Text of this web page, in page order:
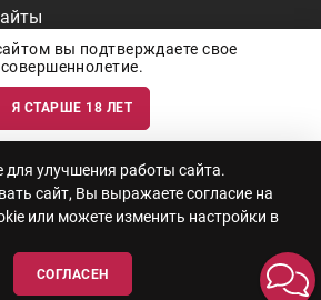
товаров носит ознакомительный
точной. Цены на импортные товары особенно
и цен вы так же можете уточнить по
с 11-22 ежедневно.
Лицензия на торговлю алкоголем: №
номер 78РПА000752 от
вы подтверждаете свое
совершеннолетие.
Я СТАРШЕ 18 ЛЕТ
улучшения работы сайта.
сайт, Вы выражаете согласие на
или можете изменить настройки в
СОГЛАСЕН